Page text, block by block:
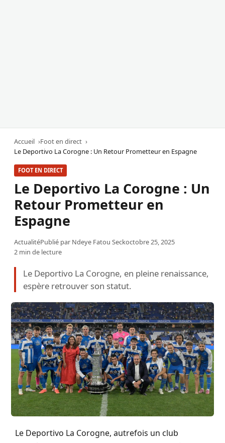
Accueil
Foot en direct
Le Deportivo La Corogne : Un Retour Prometteur en Espagne
FOOT EN DIRECT
Le Deportivo La Corogne : Un
Retour Prometteur en
Espagne
ActualitéPublié par Ndeye Fatou Seckoctobre 25, 2025
2 min de lecture
Le Deportivo La Corogne, en pleine renaissance,
espère retrouver son statut.
Le Deportivo La Corogne, autrefois un club